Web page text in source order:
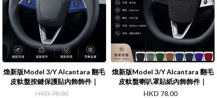
煥新版Model 3/Y Alcantara 翻毛
皮軚盤按鍵保護貼內飾飾件｜
Teslun
HKD 78.00
煥新版Model 3/Y Alcantara 翻毛
皮軚盤喇叭罩貼紙內飾飾件｜
Teslun
HKD 78.00